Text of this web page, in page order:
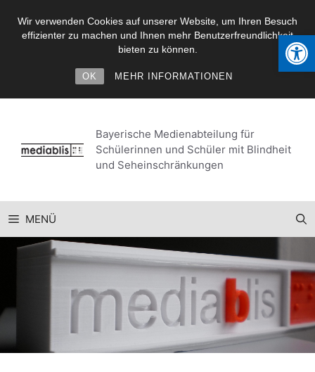
Wir verwenden Cookies auf unserer Website, um Ihren Besuch
effizienter zu machen und Ihnen mehr Benutzerfreundlichkeit
bieten zu können.
OK MEHR INFORMATIONEN
springen
Bayerische Medienabteilung für
Schülerinnen und Schüler mit Blindheit
und Seheinschränkungen
MENÜ